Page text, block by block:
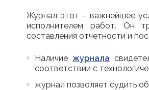
Журнал этот – важнейшее
исполнителем работ. Он
составления отчетности и
Наличие журнала
соответствии с
журнал позволяет судить